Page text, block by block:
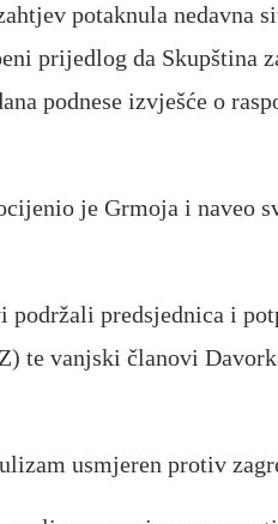
potaknula nedavna
prijedlog da Skupština
podnese izvješće o
je Grmoja i naveo
podržali predsjednica i
te vanjski članovi
usmjeren protiv